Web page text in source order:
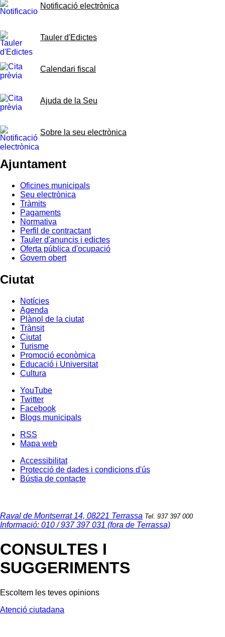
Notificació electrònica
Tauler d'Edictes
Calendari fiscal
Ajuda de la Seu
Sobre la seu electrònica
Ajuntament
Oficines municipals
Seu electrònica
Tràmits
Pagaments
Normativa
Perfil de contractant
Tauler d'anuncis i edictes
Oferta pública d'ocupació
Govern obert
Ciutat
Notícies
Agenda
Plànol de la ciutat
Trànsit
Ciutat
Turisme
Promoció econòmica
Educació i Universitat
Cultura
YouTube
Twitter
Facebook
Blogs municipals
RSS
Mapa web
Accessibilitat
Protecció de dades i condicions d'ús
Bústia de contacte
Raval de Montserrat 14, 08221 Terrassa Tel. 937 397 000
Informació: 010 / 937 397 031 (fora de Terrassa)
CONSULTES I
SUGGERIMENTS
Escoltem les teves opinions
Atenció ciutadana